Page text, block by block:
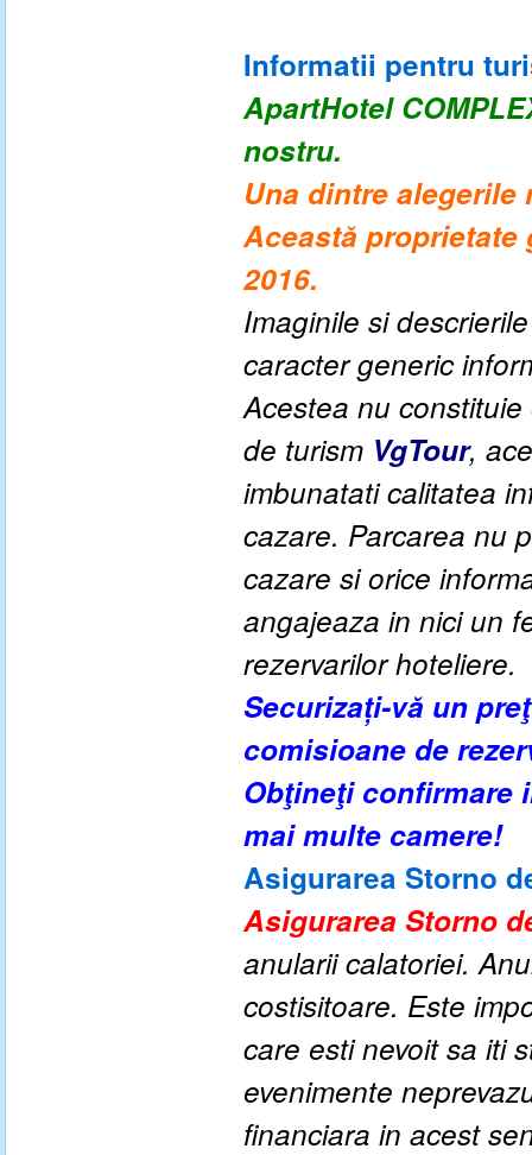
Informatii pentru
ApartHotel
nostru.
Una dintre alegerile
Această proprietate
2016.
Imaginile si
caracter generic
Acestea nu
de turism VgTour,
imbunatati calitatea
cazare. Parcarea nu
cazare si orice
angajeaza in nici un
rezervarilor hoteliere.
Securizați-vă un
comisioane de
Obţineţi confirmare
mai multe camere!
Asigurarea Storno
Asigurarea Storno
anularii calatoriei.
costisitoare. Este
care esti nevoit sa iti
evenimente
financiara in acest